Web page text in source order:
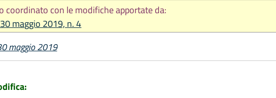
coordinato con le modifiche apportate da:
maggio 2019, n. 4
maggio 2019